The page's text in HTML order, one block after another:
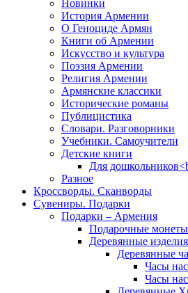
Новинки
История Армении
О Геноциде Армян
Книги об Армении
Иcкусство и культура
Поэзия Армении
Религия Армении
Армянские классики
Исторические романы
Публицистика
Словари. Разговорники
Учебники. Самоучители
Детские книги
Для
Разное
Кроссворды. Сканворды
Сувениры. Подарки
Подарки – Армения
Подарочные монеты
Деревянные изделия
Деревянные
Часы
Часы